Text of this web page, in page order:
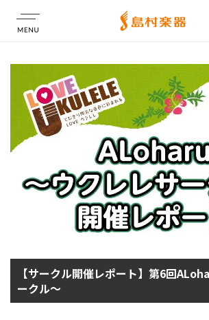
店舗情報
【サークル開催レポート】第6回
ークル～